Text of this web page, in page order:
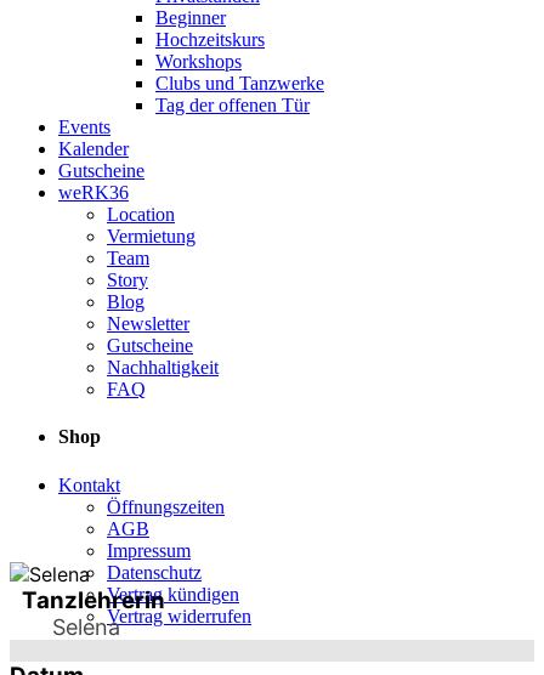
Beginner
Hochzeitskurs
Workshops
Clubs und Tanzwerke
Tag der offenen Tür
Events
Kalender
Gutscheine
weRK36
Location
Vermietung
Team
Story
Blog
Newsletter
Gutscheine
Nachhaltigkeit
FAQ
Shop
Kontakt
Öffnungszeiten
AGB
Impressum
Datenschutz
Vertrag kündigen
Vertrag widerrufen
Tanzlehrerin
Selena